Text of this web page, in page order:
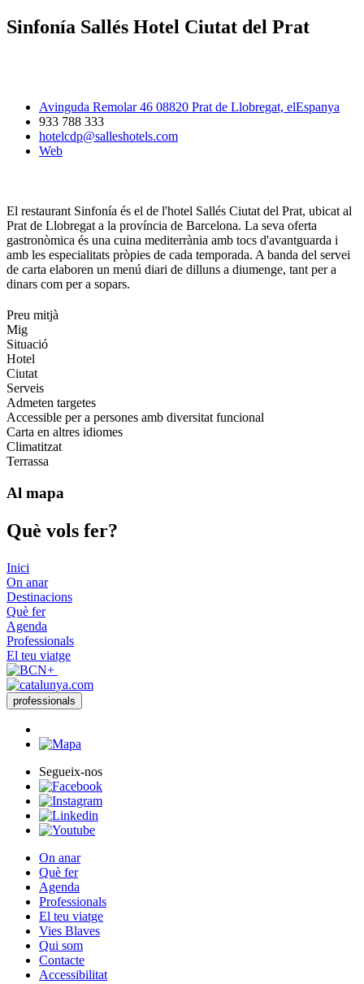
Sinfonía Sallés Hotel Ciutat del Prat
Avinguda Remolar 46 08820 Prat de Llobregat, elEspanya
933 788 333
hotelcdp@salleshotels.com
Web
El restaurant Sinfonía és el de l'hotel Sallés Ciutat del Prat, ubicat al
Prat de Llobregat a la província de Barcelona. La seva oferta
gastronòmica és una cuina mediterrània amb tocs d'avantguarda i
amb les especialitats pròpies de cada temporada. A banda del servei
de carta elaboren un menú diari de dilluns a diumenge, tant per a
dinars com per a sopars.
Preu mitjà
Mig
Situació
Hotel
Ciutat
Serveis
Admeten targetes
Accessible per a persones amb diversitat funcional
Carta en altres idiomes
Climatitzat
Terrassa
Al mapa
Què vols fer?
Inici
On anar
Destinacions
Què fer
Agenda
Professionals
El teu viatge
professionals
Segueix-nos
On anar
Què fer
Agenda
Professionals
El teu viatge
Vies Blaves
Qui som
Contacte
Accessibilitat